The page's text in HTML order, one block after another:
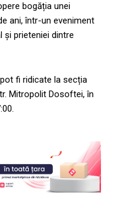
bogăția unei
ani, într-un eveniment
și prieteniei dintre
fi ridicate la secția
Mitropolit Dosoftei, în